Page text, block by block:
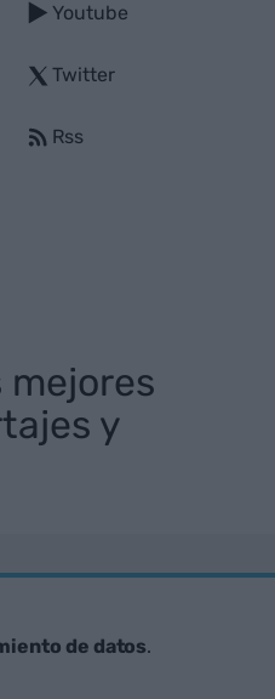
Youtube
Twitter
Rss
y
de datos.